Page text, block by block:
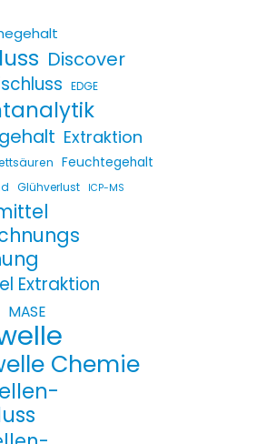
Discover
EDGE
Extraktion
Feuchtegehalt
Glühverlust ICP-MS
Extraktion
MASE
Chemie